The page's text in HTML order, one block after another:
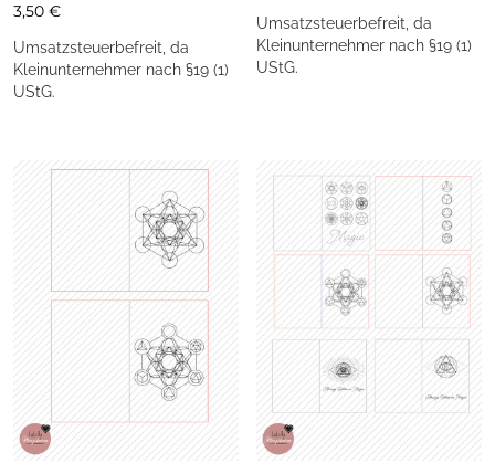
3,50 €
Umsatzsteuerbefreit, da
Kleinunternehmer nach §19 (1)
UStG.
Umsatzsteuerbefreit, da
Kleinunternehmer nach §19 (1)
UStG.